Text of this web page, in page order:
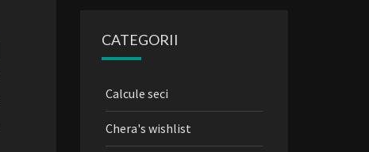
CATEGORII
Calcule seci
Chera's wishlist